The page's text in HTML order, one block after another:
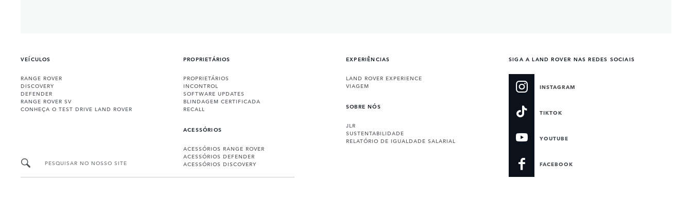
VEÍCULOS
RANGE ROVER
DISCOVERY
DEFENDER
RANGE ROVER SV
CONHEÇA O TEST DRIVE LAND ROVER
PROPRIETÁRIOS
PROPRIETÁRIOS
INCONTROL
SOFTWARE UPDATES
BLINDAGEM CERTIFICADA
RECALL
ACESSÓRIOS
ACESSÓRIOS RANGE ROVER
ACESSÓRIOS DEFENDER
ACESSÓRIOS DISCOVERY
EXPERIÊNCIAS
LAND ROVER EXPERIENCE
VIAGEM
SOBRE NÓS
JLR
SUSTENTABILIDADE
RELATÓRIO DE IGUALDADE SALARIAL
SIGA A LAND ROVER NAS REDES SOCIAIS
INSTAGRAM
TIKTOK
YOUTUBE
FACEBOOK
PESQUISAR NO NOSSO SITE